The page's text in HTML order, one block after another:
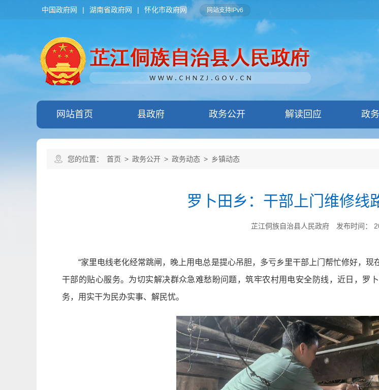
中国政府网 | 湖南省政府网 | 怀化市政府网 网站支持IPv6
网站首页 县政府 政务公开 解读回应 政
您的位置： 首页 > 政务公开 > 政务动态 > 乡镇动态
罗卜田乡：干部上门维修线
芷江侗族自治县人民政府 发布时间：
“家里电线老化经常跳闸，晚上用电总是提心吊胆，多亏乡里干部上门帮忙修好，
干部的贴心服务。为切实解决群众急难愁盼问题，筑牢农村用电安全防线，近日，罗
务，用实干为民办实事、解民忧。